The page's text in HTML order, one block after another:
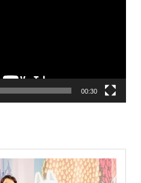
00:30